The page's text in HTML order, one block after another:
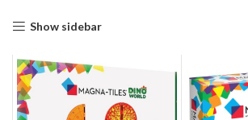
Show sidebar